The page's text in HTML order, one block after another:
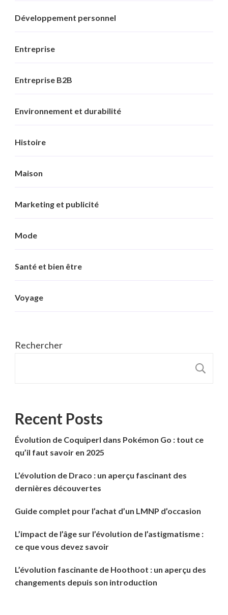
Développement personnel
Entreprise
Entreprise B2B
Environnement et durabilité
Histoire
Maison
Marketing et publicité
Mode
Santé et bien être
Voyage
Rechercher
Recent Posts
Évolution de Coquiperl dans Pokémon Go : tout ce
qu’il faut savoir en 2025
L’évolution de Draco : un aperçu fascinant des
dernières découvertes
Guide complet pour l’achat d’un LMNP d’occasion
L’impact de l’âge sur l’évolution de l’astigmatisme :
ce que vous devez savoir
L’évolution fascinante de Hoothoot : un aperçu des
changements depuis son introduction